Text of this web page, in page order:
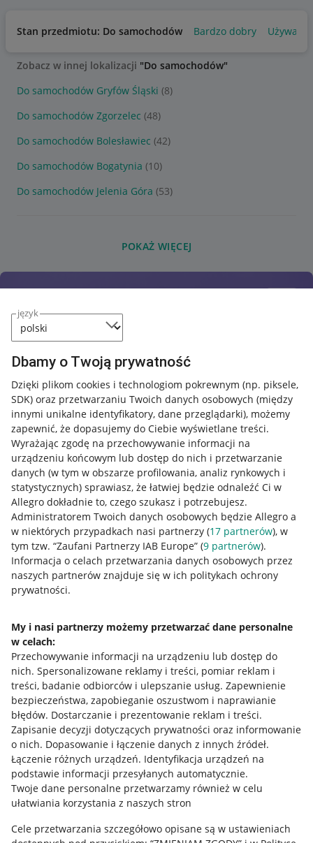
język
Dbamy o Twoją prywatność
Dzięki plikom cookies i technologiom pokrewnym (np. piksele,
SDK) oraz przetwarzaniu Twoich danych osobowych (między
innymi unikalne identyfikatory, dane przeglądarki), możemy
zapewnić, że dopasujemy do Ciebie wyświetlane treści.
Wyrażając zgodę na przechowywanie informacji na
urządzeniu końcowym lub dostęp do nich i przetwarzanie
danych (w tym w obszarze profilowania, analiz rynkowych i
statystycznych) sprawiasz, że łatwiej będzie odnaleźć Ci w
Allegro dokładnie to, czego szukasz i potrzebujesz.
Administratorem Twoich danych osobowych będzie Allegro a
w niektórych przypadkach nasi partnerzy (17 partnerów), w
tym tzw. “Zaufani Partnerzy IAB Europe” (9 partnerów).
Informacja o celach przetwarzania danych osobowych przez
naszych partnerów znajduje się w ich politykach ochrony
prywatności.
My i nasi partnerzy możemy przetwarzać dane personalne
w celach:
Przechowywanie informacji na urządzeniu lub dostęp do
nich. Spersonalizowane reklamy i treści, pomiar reklam i
treści, badanie odbiorców i ulepszanie usług. Zapewnienie
bezpieczeństwa, zapobieganie oszustwom i naprawianie
błędów. Dostarczanie i prezentowanie reklam i treści.
Zapisanie decyzji dotyczących prywatności oraz informowanie
o nich. Dopasowanie i łączenie danych z innych źródeł.
Łączenie różnych urządzeń. Identyfikacja urządzeń na
podstawie informacji przesyłanych automatycznie.
Twoje dane personalne przetwarzamy również w celu
ułatwiania korzystania z naszych stron
Cele przetwarzania szczegółowo opisane są w ustawieniach
Stan przedmiotu: Do samochodów Bardzo dobry Używany
Zobacz w innej lokalizacji "Do samochodów"
Do samochodów Gryfów Śląski (8)
Do samochodów Zgorzelec (48)
Do samochodów Bolesławiec (42)
Do samochodów Bogatynia (10)
Do samochodów Jelenia Góra (53)
POKAŻ WIĘCEJ
Przydatne informacje
Jak to działa
Allegro Gadane dla sprzedających
Allegro Gadane dla kupujących
Mapa miejscowości
Informacje prawne
Regulamin
Polityka plików "cookies"
Ustawienia plików "cookies"
Udostępnianie lokalizacji